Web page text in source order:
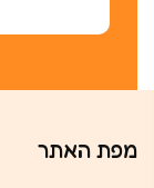
מפת האתר